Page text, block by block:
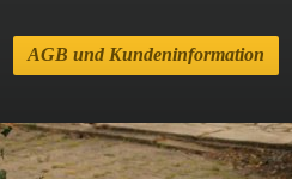
AGB und Kundeninformation